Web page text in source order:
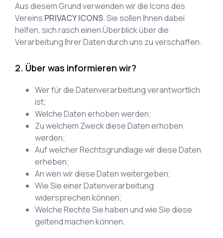
Aus diesem Grund verwenden wir die Icons des
Vereins PRIVACY ICONS. Sie sollen Ihnen dabei
helfen, sich rasch einen Überblick über die
Verarbeitung Ihrer Daten durch uns zu verschaffen.
Über was informieren wir?
Wer für die Datenverarbeitung verantwortlich
ist;
Welche Daten erhoben werden;
Zu welchem Zweck diese Daten erhoben
werden;
Auf welcher Rechtsgrundlage wir diese Daten
erheben;
An wen wir diese Daten weitergeben;
Wie Sie einer Datenverarbeitung
widersprechen können;
Welche Rechte Sie haben und wie Sie diese
geltend machen können.